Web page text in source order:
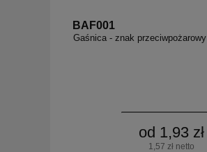
BAF001
Gaśnica - znak
od 1,93 zł
1,57 zł netto